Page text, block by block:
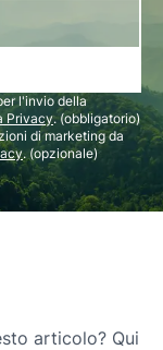
l'invio della
Privacy. (obbligatorio)
di marketing da
. (opzionale)
articolo? Qui